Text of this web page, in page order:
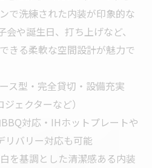
で洗練された内装が印象的な
や誕生日、打ち上げなど、
きる柔軟な空間設計が魅力で
ス型・完全貸切・設備充実
ェクターなど）
BBQ対応・IHホットプレートや
リバリー対応も可能
白を基調とした清潔感ある内装